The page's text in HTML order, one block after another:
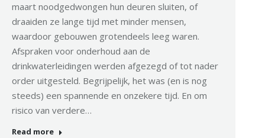
maart noodgedwongen hun deuren sluiten, of
draaiden ze lange tijd met minder mensen,
waardoor gebouwen grotendeels leeg waren.
Afspraken voor onderhoud aan de
drinkwaterleidingen werden afgezegd of tot nader
order uitgesteld. Begrijpelijk, het was (en is nog
steeds) een spannende en onzekere tijd. En om
risico van verdere…
Read more